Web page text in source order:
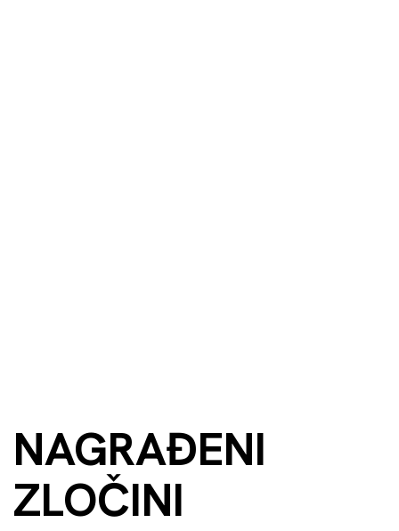
NAGRAĐENI
ZLOČINI